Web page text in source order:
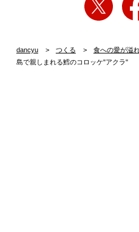
dancyu つくる 食への愛が溢
島で親しまれる鱈のコロッケ"アクラ"